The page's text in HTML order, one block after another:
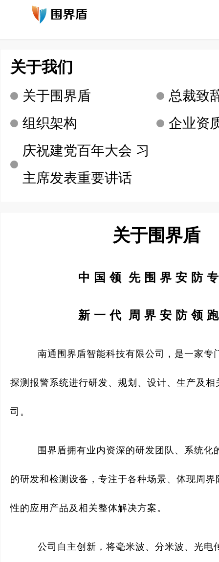
关于我们
关于围界盾
总裁致
组织架构
企业资
庆祝建党百年大会 习
主席发表重要讲话
关于围界盾
中 国 领 先 围 界 安 防
新 一 代 周 界 安 防 领
南通围界盾智能科技有限公司，是一家专
探测报警系统进行研发、规划、设计、生产及
司。
围界盾拥有业内资深的研发团队、系统化
的研发和检测设备，专注于各种场景、体现周
性的应用产品及相关整体解决方案。
公司自主创新，将毫米波、分米波、光电